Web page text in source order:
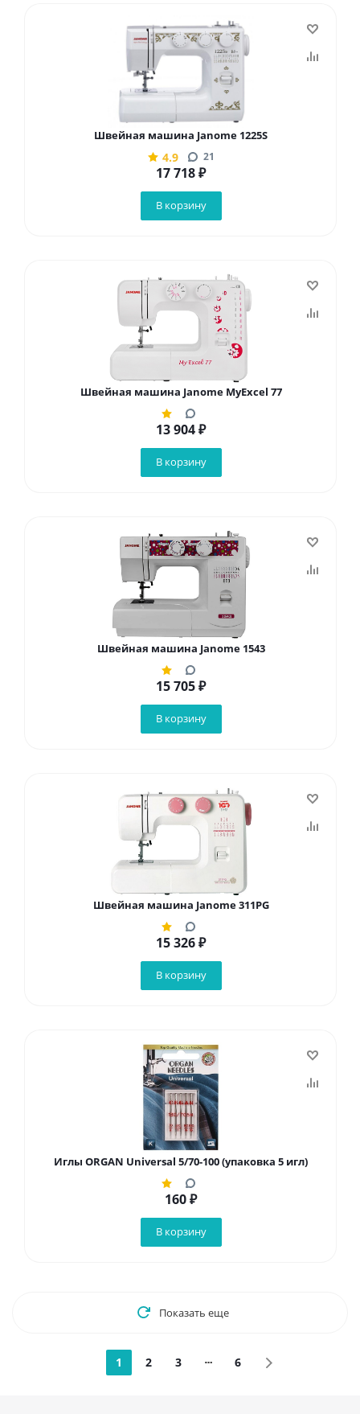
Швейная машина Janome 1225S
4.9 21
17 718₽
В корзину
Швейная машина Janome MyExcel 77
13 904₽
В корзину
Швейная машина Janome 1543
15 705₽
В корзину
Швейная машина Janome 311PG
15 326₽
В корзину
Иглы ORGAN Universal 5/70-100 (упаковка 5 игл)
160₽
В корзину
Показать еще
1 2 3 6